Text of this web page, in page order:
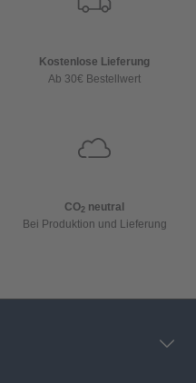
Kostenlose Lieferung
Ab 30€ Bestellwert
CO2 neutral
Bei Produktion und Lieferung